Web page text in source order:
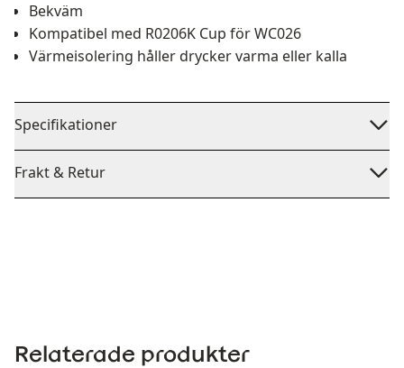
Bekväm
Kompatibel med R0206K Cup för WC026
Värmeisolering håller drycker varma eller kalla
Specifikationer
Frakt & Retur
Relaterade produkter